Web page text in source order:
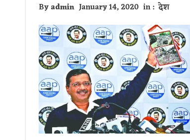
Byadmin January 14, 2020 in :देश